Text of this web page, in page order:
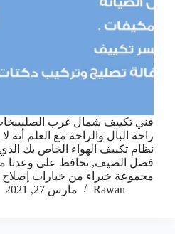
فني تكييف شمال غرب
راحة البال والراحة مع العلم أنه
نظام تكييف الهواء الخاص بك
فصل الصيف, نحافظ على وعدنا
مجموعة خبراء من خيارات
Rawan
مارس 27, 2021